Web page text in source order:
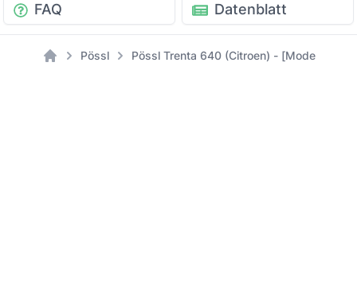
FAQ Datenblatt
Pössl Pössl Trenta 640 (Citroen) - [Modell: